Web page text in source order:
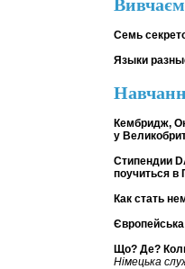
Семь
Языки
Кембридж,
у
Стипендии
поучиться в
Как стать
Європейська
Що? Де?
Німецька